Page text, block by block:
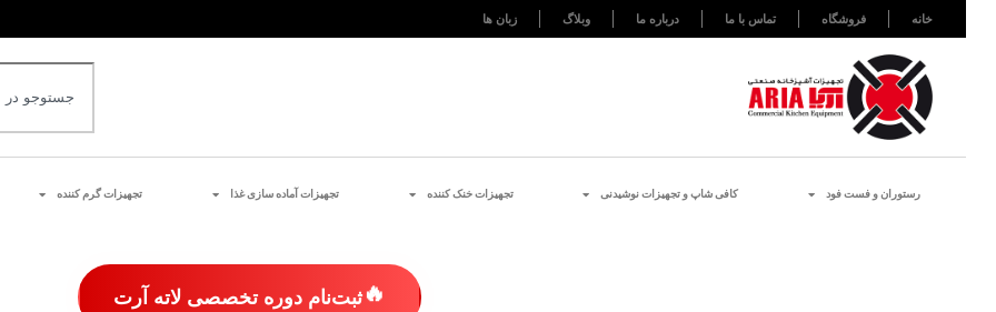
خانه فروشگاه تماس با ما درباره ما وبلاگ زبان ها
رستوران و فست فود کافی شاپ و تجهیزات نوشیدنی تجهیزات خنک کننده تجهیزات آماده سازی غذا تجهیزات گرم کننده
🔥ثبت‌نام دوره تخصصی لاته آرت